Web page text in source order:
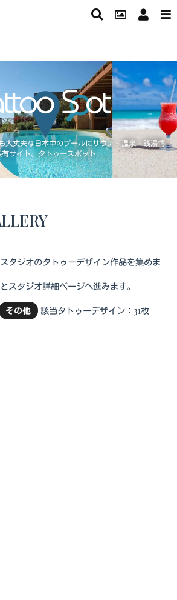
大丈夫な日本中のプールにサウナ・温泉・銭湯情
有サイト、タトゥースポット
タジオのタトゥーデザイン作品を集めま
スタジオ詳細ページへ進みます。
その他
該当タトゥーデザイン：31枚